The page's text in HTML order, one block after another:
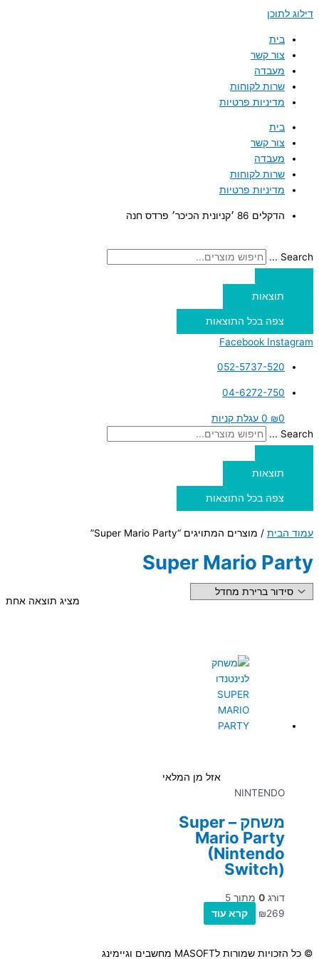
דילוג לתוכן
בית
צור קשר
מעבדה
שרות לקוחות
מדיניות פרטיות
בית
צור קשר
מעבדה
שרות לקוחות
מדיניות פרטיות
הדקלים 86 ׳קניונית הכיכר׳ פרדס חנה
Search ...
תוצאות
צפה בכל התוצאות
Facebook Instagram
052-5737-520
04-6272-750
₪0
0 עגלת קניות
Search ...
תוצאות
צפה בכל התוצאות
עמוד הבית / מוצרים המתויגים “Super Mario Party”
Super Mario Party
מציג תוצאה אחת
אזל מן המלאי
NINTENDO
משחק – Super
Mario Party
(Nintendo
Switch)
דורג 0 מתוך 5
₪269 קרא עוד
© כל הזכויות שמורות לMASOFT מחשבים וגיימינג